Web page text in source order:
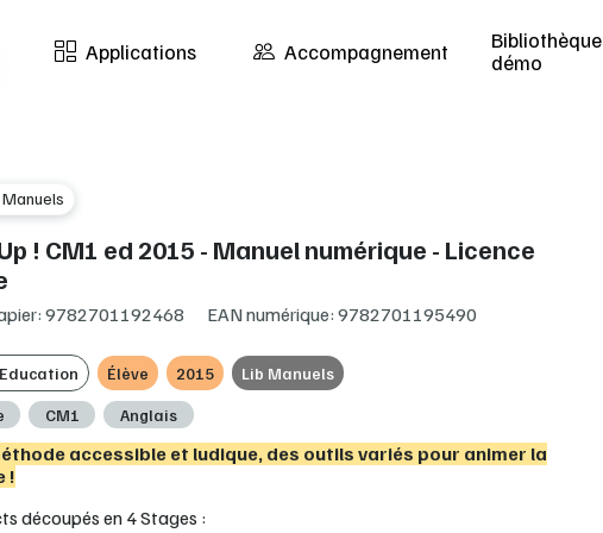
Applications Accompagnement
Bibliothèque
démo
! CM1 ed 2015 - Manuel numérique - Licence
9782701192468 EAN numérique: 9782701195490
Élève 2015 Lib Manuels
CM1 Anglais
accessible et ludique, des outils variés pour animer la
!
découpés en 4 Stages :